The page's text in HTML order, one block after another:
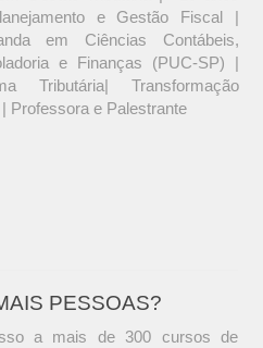
e Gestão Fiscal |
em Ciências Contábeis,
e Finanças (PUC-SP) |
Tributária| Transformação
Professora e Palestrante
PESSOAS?
a mais de 300 cursos de